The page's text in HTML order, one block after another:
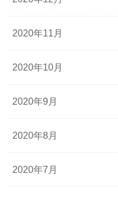
2020年11月
2020年10月
2020年9月
2020年8月
2020年7月